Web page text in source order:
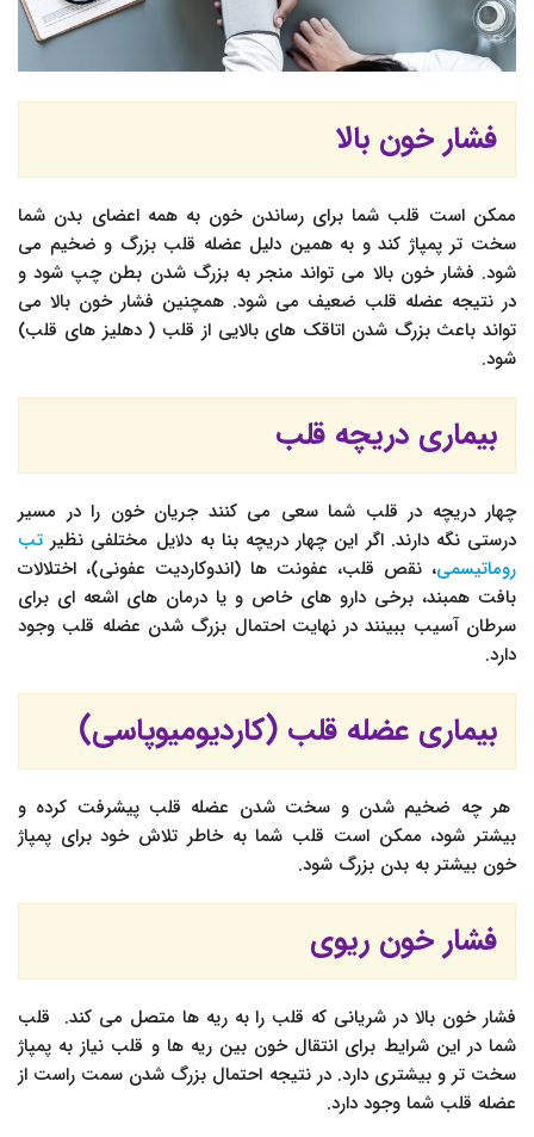
فشار خون بالا
ممکن است قلب شما برای رساندن خون به همه اعضای بدن شما
سخت تر پمپاژ کند و به همین دلیل عضله قلب بزرگ و ضخیم می
شود. فشار خون بالا می تواند منجر به بزرگ شدن بطن چپ شود و
در نتیجه عضله قلب ضعیف می شود. همچنین فشار خون بالا می
تواند باعث بزرگ شدن اتاقک های بالایی از قلب ( دهلیز های قلب)
شود.
بیماری دریچه قلب
چهار دریچه در قلب شما سعی می کنند جریان خون را در مسیر
درستی نگه دارند. اگر این چهار دریچه بنا به دلایل مختلفی نظیر تب
روماتیسمی، نقص قلب، عفونت ها (اندوکاردیت عفونی)، اختلالات
بافت همبند، برخی دارو های خاص و یا درمان های اشعه ای برای
سرطان آسیب ببینند در نهایت احتمال بزرگ شدن عضله قلب وجود
دارد.
بیماری عضله قلب (کاردیومیوپاسی)
هر چه ضخیم شدن و سخت شدن عضله قلب پیشرفت کرده و
بیشتر شود، ممکن است قلب شما به خاطر تلاش خود برای پمپاژ
خون بیشتر به بدن بزرگ شود.
فشار خون ریوی
فشار خون بالا در شریانی که قلب را به ریه ها متصل می کند. قلب
شما در این شرایط برای انتقال خون بین ریه ها و قلب نیاز به پمپاژ
سخت تر و بیشتری دارد. در نتیجه احتمال بزرگ شدن سمت راست از
عضله قلب شما وجود دارد.